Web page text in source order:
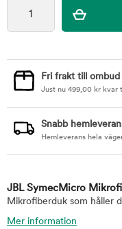
Fri frakt till
Just nu 499,00 kr kvar
Snabb
Hemleverans hela
JBL SymecMicro
Mikrofiberduk som håller
Mer information